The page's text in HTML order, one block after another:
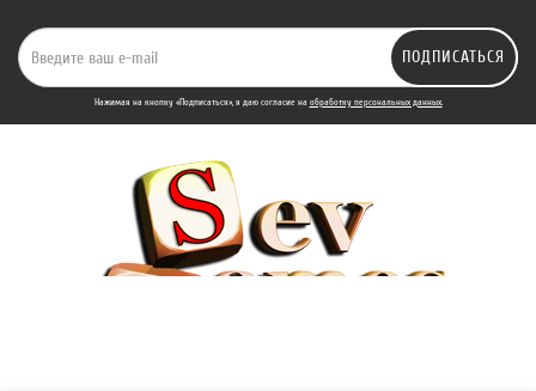
ПОДПИСАТЬСЯ
Нажимая на кнопку «Подписаться», я даю cогласие на обработку персональных данных.